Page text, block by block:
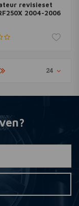
revisieset
2004-2006
24